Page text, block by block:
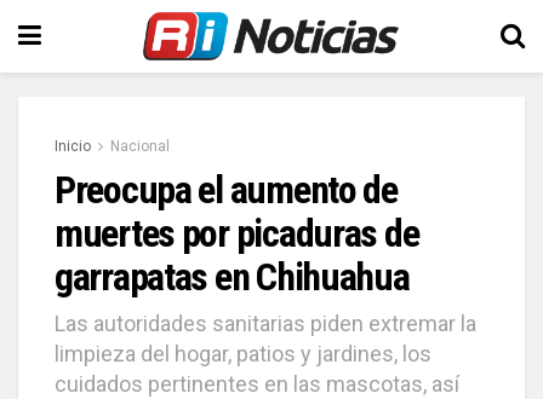
Inicio Nacional
Preocupa el aumento de
muertes por picaduras de
garrapatas en Chihuahua
Las autoridades sanitarias piden extremar la
limpieza del hogar, patios y jardines, los
cuidados pertinentes en las mascotas, así